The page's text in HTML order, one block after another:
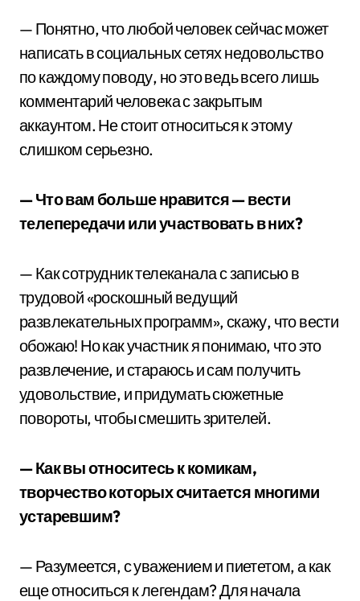
— Понятно, что любой человек сейчас может
написать в социальных сетях недовольство
по каждому поводу, но это ведь всего лишь
комментарий человека с закрытым
аккаунтом. Не стоит относиться к этому
слишком серьезно.
— Что вам больше нравится — вести
телепередачи или участвовать в них?
— Как сотрудник телеканала с записью в
трудовой «роскошный ведущий
развлекательных программ», скажу, что вести
обожаю! Но как участник я понимаю, что это
развлечение, и стараюсь и сам получить
удовольствие, и придумать сюжетные
повороты, чтобы смешить зрителей.
— Как вы относитесь к комикам,
творчество которых считается многими
устаревшим?
— Разумеется, с уважением и пиететом, а как
еще относиться к легендам? Для начала